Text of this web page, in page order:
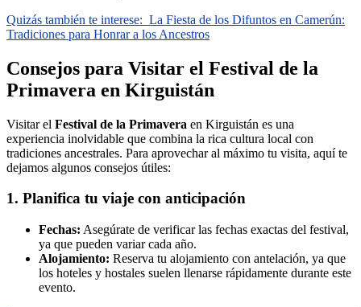
Quizás también te interese: La Fiesta de los Difuntos en Camerún:
Tradiciones para Honrar a los Ancestros
Consejos para Visitar el Festival de la
Primavera en Kirguistán
Visitar el Festival de la Primavera en Kirguistán es una
experiencia inolvidable que combina la rica cultura local con
tradiciones ancestrales. Para aprovechar al máximo tu visita, aquí te
dejamos algunos consejos útiles:
1. Planifica tu viaje con anticipación
Fechas: Asegúrate de verificar las fechas exactas del festival,
ya que pueden variar cada año.
Alojamiento: Reserva tu alojamiento con antelación, ya que
los hoteles y hostales suelen llenarse rápidamente durante este
evento.